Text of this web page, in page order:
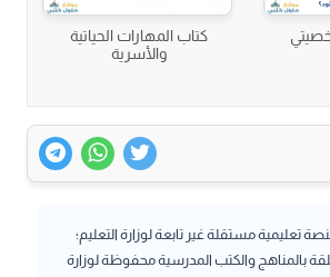
كتاب المهارات الحياتية
والأسرية
تعليمية مستقلة غير تابعة لوزارة التعليم؛
بالمناهج والكتب المدرسية محفوظة لوزارة